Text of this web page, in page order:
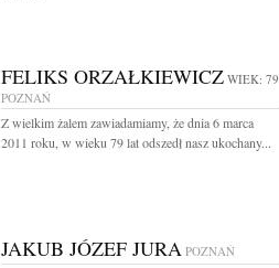
FELIKS ORZAŁKIEWICZ WIEK: 79
POZNAŃ
Z wielkim żalem zawiadamiamy, że dnia 6 marca
2011 roku, w wieku 79 lat odszedł nasz ukochany...
JAKUB JÓZEF JURA POZNAŃ